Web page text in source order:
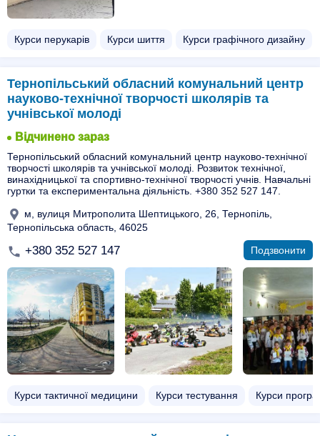
Курси перукарів Курси шиття Курси графічного дизайну
Тернопільський обласний комунальний центр
науково-технічної творчості школярів та
учнівської молоді
Відчинено зараз
Тернопільський обласний комунальний центр науково-технічної
творчості школярів та учнівської молоді. Розвиток технічної,
винахідницької та спортивно-технічної творчості учнів. Навчальні
гуртки та експериментальна діяльність. +380 352 527 147.
м, вулиця Митрополита Шептицького, 26, Тернопіль,
Тернопільська область, 46025
+380 352 527 147 Подзвонити
Курси тактичної медицини Курси тестування Курси